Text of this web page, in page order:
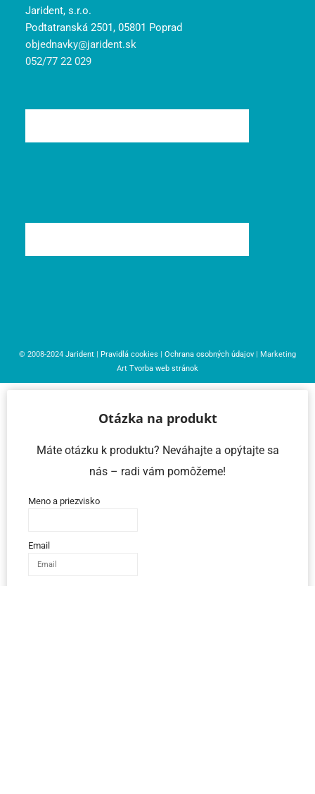
Jarident, s.r.o.
Podtatranská 2501, 05801 Poprad
objednavky@jarident.sk
052/77 22 029
© 2008-2024 Jarident Pravidlá cookies Ochrana osobných údajov | Marketing
Art Tvorba web stránok
Otázka na produkt
Máte otázku k produktu? Neváhajte a opýtajte sa
nás – radi vám pomôžeme!
Meno a priezvisko
Email